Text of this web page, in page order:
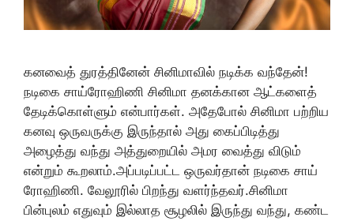
கனவைத் துரத்தினேன் சினிமாவில் நடிக்க வந்தேன்!
நடிகை சாய்ரோஹிணி சினிமா தனக்கான ஆட்களைத்
தேடிக்கொள்ளும் என்பார்கள். அதேபோல் சினிமா பற்றிய
கனவு ஒருவருக்கு இருந்தால் அது கைப்பிடித்து
அழைத்து வந்து அத்துறையில் அமர வைத்து விடும்
என்றும் கூறலாம்.அப்படிப்பட்ட ஒருவர்தான் நடிகை சாய்
ரோஹிணி. வேலூரில் பிறந்து வளர்ந்தவர்.சினிமா
பின்புலம் எதுவும் இல்லாத சூழலில் இருந்து வந்து, கண்ட